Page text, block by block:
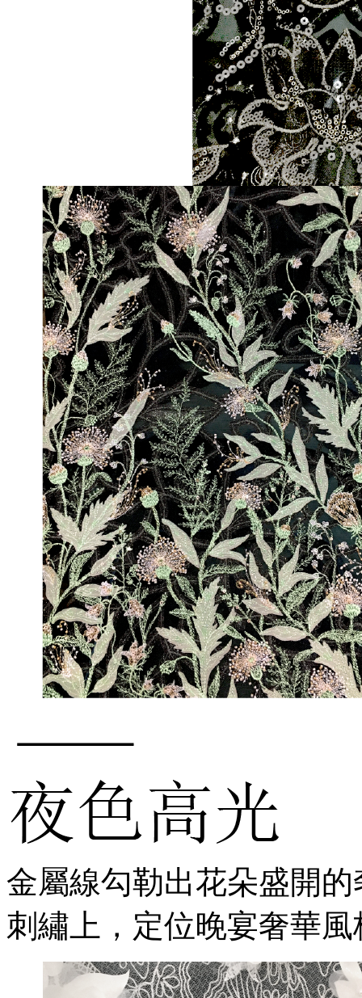
金屬線勾勒出花朵盛開
刺繡上，定位晚宴奢華風